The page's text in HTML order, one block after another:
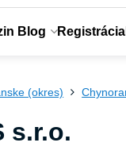
Blog Registrácia
(okres)
s.r.o.